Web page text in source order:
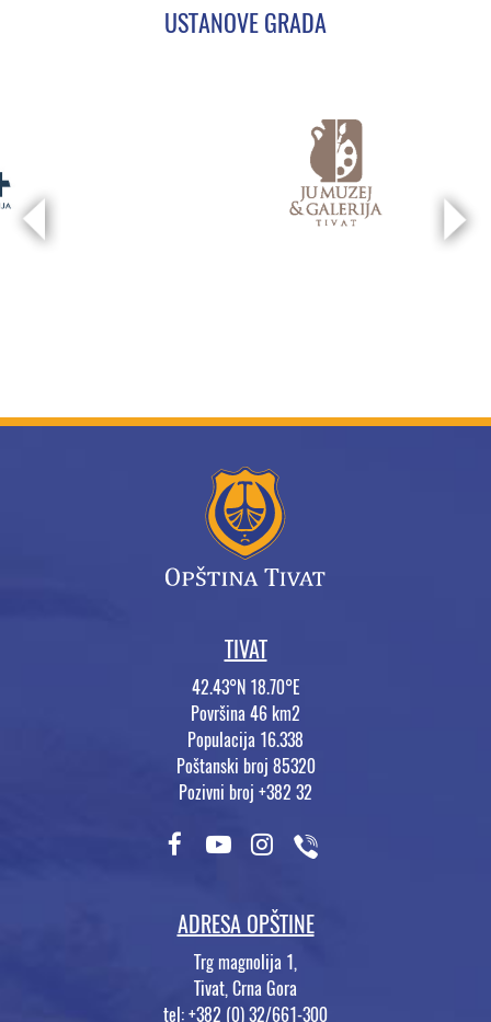
USTANOVE GRADA
TIVAT
42.43°N 18.70°E
Površina 46 km2
Populacija 16.338
Poštanski broj 85320
Pozivni broj +382 32
ADRESA OPŠTINE
Trg magnolija 1,
Tivat, Crna Gora
tel: +382 (0) 32/661-300